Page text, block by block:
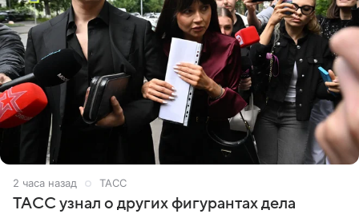
2 часа назад ТАСС
ТАСС узнал о других фигурантах дела